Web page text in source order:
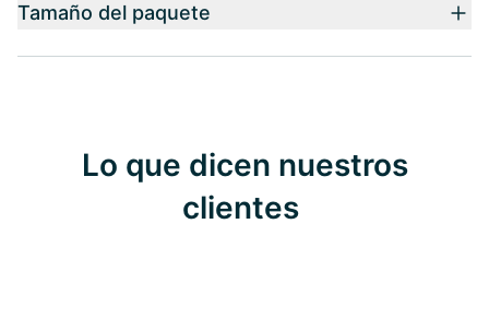
Tamaño del paquete
Lo que dicen nuestros
clientes